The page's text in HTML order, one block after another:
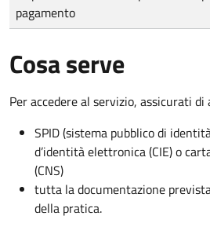
pagamento
Cosa serve
Per accedere al servizio, assicurati di
SPID (sistema pubblico di
d’identità elettronica (CIE) o
(CNS)
tutta la documentazione
della pratica.